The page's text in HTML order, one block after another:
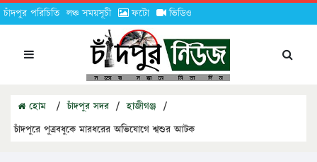
চাঁদপুর পরিচিতি লঞ্চ সময়সূচী ফটো ভিডিও
হোম / চাঁদপুর সদর / হাজীগঞ্জ /
চাঁদপুরে পুত্রবধুকে মারধরের অভিযোগে শ্বশুর আটক